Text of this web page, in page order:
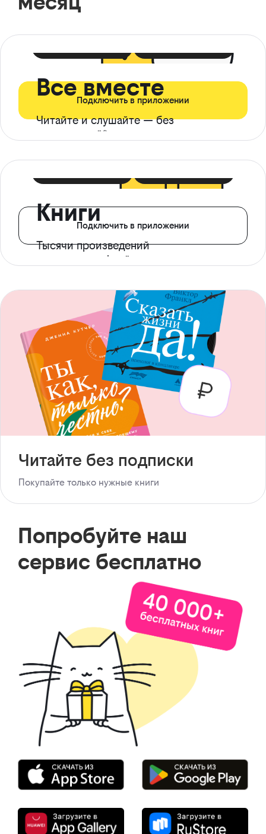
Все вместе
Читайте и слушайте — без
ограничений*
Подключить в приложении
Книги
Тысячи произведений
с доступом офлайн
Подключить в приложении
Читайте без подписки
Покупайте только нужные книги
Попробуйте наш
сервис бесплатно